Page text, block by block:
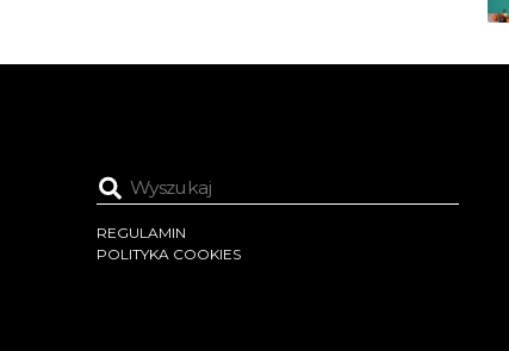
REGULAMIN
POLITYKA COOKIES